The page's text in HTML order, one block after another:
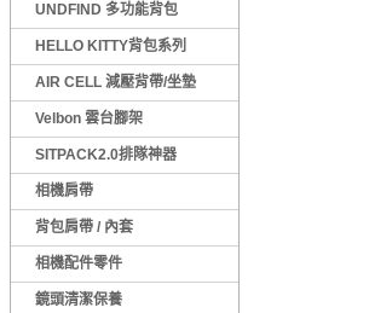
UNDFIND 多功能背包
HELLO KITTY背包系列
AIR CELL 減壓背帶/坐墊
Velbon 雲台腳架
SITPACK2.0排隊神器
相機肩帶
背包肩帶 / 內套
相機配件零件
鏡頭清潔保養